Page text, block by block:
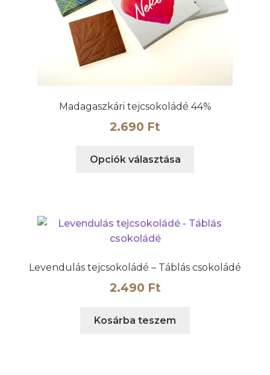
Madagaszkári tejcsokoládé 44%
2.690 Ft
Opciók választása
van.
a
Levendulás tejcsokoládé – Táblás csokoládé
2.490 Ft
Kosárba teszem